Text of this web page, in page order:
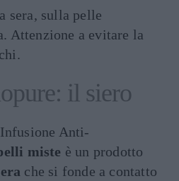
sera, sulla pelle
Attenzione a evitare la
il siero
Anti-
miste è un prodotto
che si fonde a contatto